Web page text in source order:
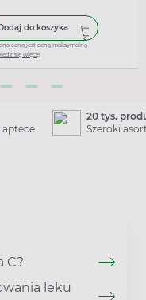
do koszyka
cena jest ceną maksymalną
się więcej
aptece
20 tys.
Szeroki
C?
leku